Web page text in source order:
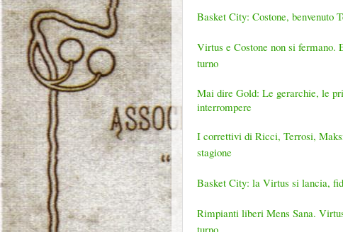
Basket City: Costone, benvenuto
Virtus e Costone non si fermano.
turno
Mai dire Gold: Le gerarchie, le
interrompere
I correttivi di Ricci, Terrosi,
stagione
Basket City: la Virtus si lancia,
Rimpianti liberi Mens Sana.
turno